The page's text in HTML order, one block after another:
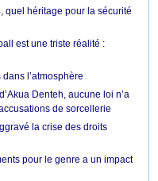
quel héritage pour la sécurité
est une triste réalité :
l’atmosphère
Denteh, aucune loi n’a
de sorcellerie
la crise des droits
pour le genre a un impact